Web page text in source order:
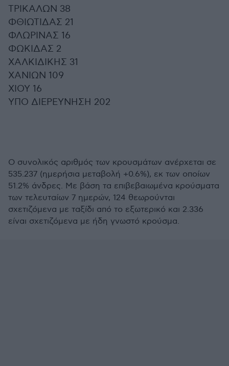
ΤΡΙΚΑΛΩΝ 38
ΦΘΙΩΤΙΔΑΣ 21
ΦΛΩΡΙΝΑΣ 16
ΦΩΚΙΔΑΣ 2
ΧΑΛΚΙΔΙΚΗΣ 31
ΧΑΝΙΩΝ 109
ΧΙΟΥ 16
ΥΠΟ ΔΙΕΡΕΥΝΗΣΗ 202
Ο συνολικός αριθμός των κρουσμάτων ανέρχεται σε
535.237 (ημερήσια μεταβολή +0.6%), εκ των οποίων
51.2% άνδρες. Με βάση τα επιβεβαιωμένα κρούσματα
των τελευταίων 7 ημερών, 124 θεωρούνται
σχετιζόμενα με ταξίδι από το εξωτερικό και 2.336
είναι σχετιζόμενα με ήδη γνωστό κρούσμα.